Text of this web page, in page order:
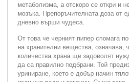
метаболизма, а отскоро се откри и
мозъка. Препоръчителната доза от
дневно върши чудеса.
От това че черният пипер спомага
на хранителни вещества, означава,
количества храна ще задоволят
да са правилно подбрани. Той
уриниране, което е добър начин